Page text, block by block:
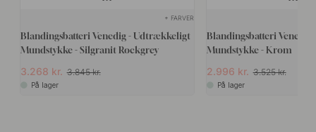
+ FARVER
Blandingsbatteri Venedig - Udtrækkeligt
Mundstykke - Silgranit Rockgrey
3.268 kr. 3.845 kr.
På lager
Blandingsbatteri
Mundstykke - Krom
2.996 kr. 3.525 kr.
På lager